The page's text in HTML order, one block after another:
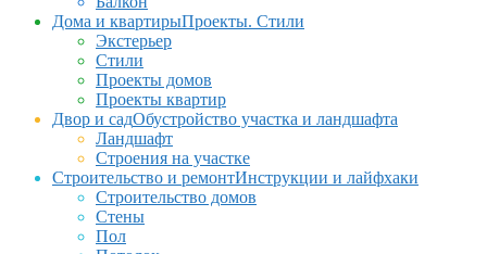
Дома и квартирыПроекты. Стили
Экстерьер
Стили
Проекты домов
Проекты квартир
Двор и садОбустройство участка и ландшафта
Ландшафт
Строения на участке
Строительство и ремонтИнструкции и лайфхаки
Строительство домов
Стены
Пол